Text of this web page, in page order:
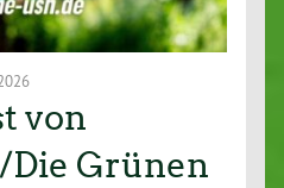
von
Die Grünen